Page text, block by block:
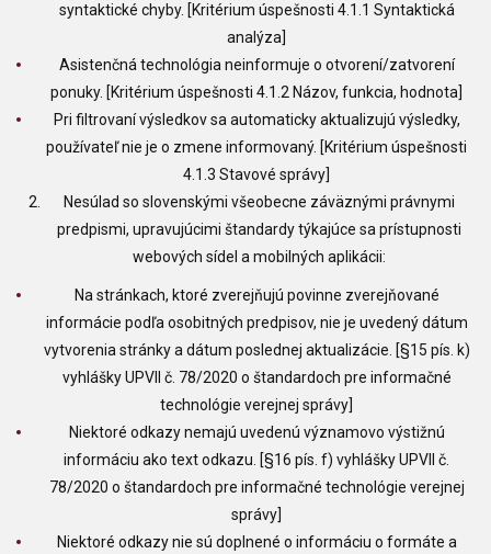
syntaktické chyby. [Kritérium úspešnosti 4.1.1 Syntaktická
analýza]
Asistenčná technológia neinformuje o otvorení/zatvorení
ponuky. [Kritérium úspešnosti 4.1.2 Názov, funkcia, hodnota]
Pri filtrovaní výsledkov sa automaticky aktualizujú výsledky,
používateľ nie je o zmene informovaný. [Kritérium úspešnosti
4.1.3 Stavové správy]
Nesúlad so slovenskými všeobecne záväznými právnymi
predpismi, upravujúcimi štandardy týkajúce sa prístupnosti
webových sídel a mobilných aplikácii:
Na stránkach, ktoré zverejňujú povinne zverejňované
informácie podľa osobitných predpisov, nie je uvedený dátum
vytvorenia stránky a dátum poslednej aktualizácie. [§15 pís. k)
vyhlášky UPVII č. 78/2020 o štandardoch pre informačné
technológie verejnej správy]
Niektoré odkazy nemajú uvedenú významovo výstižnú
informáciu ako text odkazu. [§16 pís. f) vyhlášky UPVII č.
78/2020 o štandardoch pre informačné technológie verejnej
správy]
Niektoré odkazy nie sú doplnené o informáciu o formáte a